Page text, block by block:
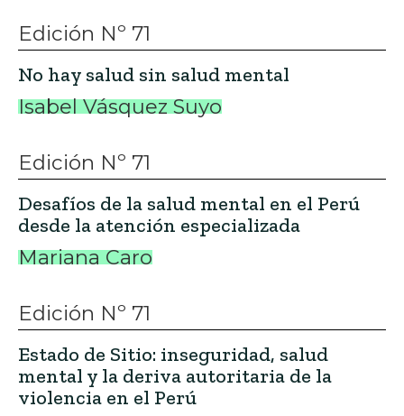
Edición Nº 71
No hay salud sin salud mental
Isabel Vásquez Suyo
Edición Nº 71
Desafíos de la salud mental en el Perú
desde la atención especializada
Mariana Caro
Edición Nº 71
Estado de Sitio: inseguridad, salud
mental y la deriva autoritaria de la
violencia en el Perú